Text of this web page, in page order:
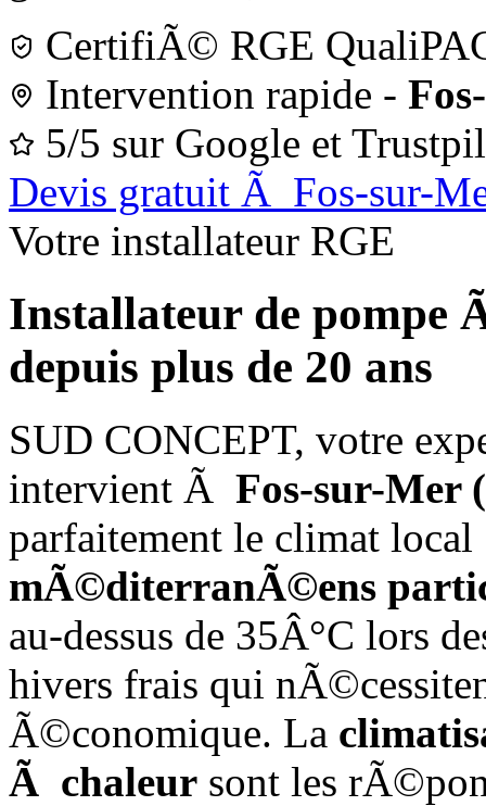
CertifiÃ© RGE
Intervention rapide -
5/5 sur Google et
Devis gratuit Ã Fos-sur-
Votre installateur RGE
Installateur de pompe
depuis plus de 20 ans
SUD CONCEPT, votre
intervient Ã Fos-sur-Mer
parfaitement le climat
mÃ©diterranÃ©ens
au-dessus de 35Â°C lors
hivers frais qui
Ã©conomique. La
Ã chaleur sont les